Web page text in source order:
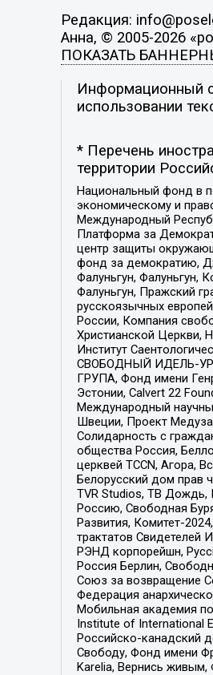
Редакция:
Анна, © 2005-2026
ПОКАЗАТЬ
Информационный
использовании
* Перечень
территории
Национальный фонд в
экономическому и
Международный
Платформа за
центр защиты
фонд за демократию,
Фалуньгун, Фалуньгун,
Фалуньгун, Пражский
русскоязычных
России, Компания
Христианской Церкви,
Институт
СВОБОДНЫЙ ИДЕЛЬ-
ГРУПА, Фонд имени
Эстонии, Calvert 22
Международный
Швеции, Проект
Солидарность с
общества Россия,
церквей TCCN, Агора,
Белорусский дом прав
TVR Studios, ТВ Дождь,
Россию, Свободная
Развития, Комитет-
трактатов Свидетелей
РЭНД корпорейшн,
Россия Берлин,
Союз за возвращение
Федерация
Мобильная академия
Institute of International
Российско-канадский
Свободу, Фонд имени
Karelia, Вернись